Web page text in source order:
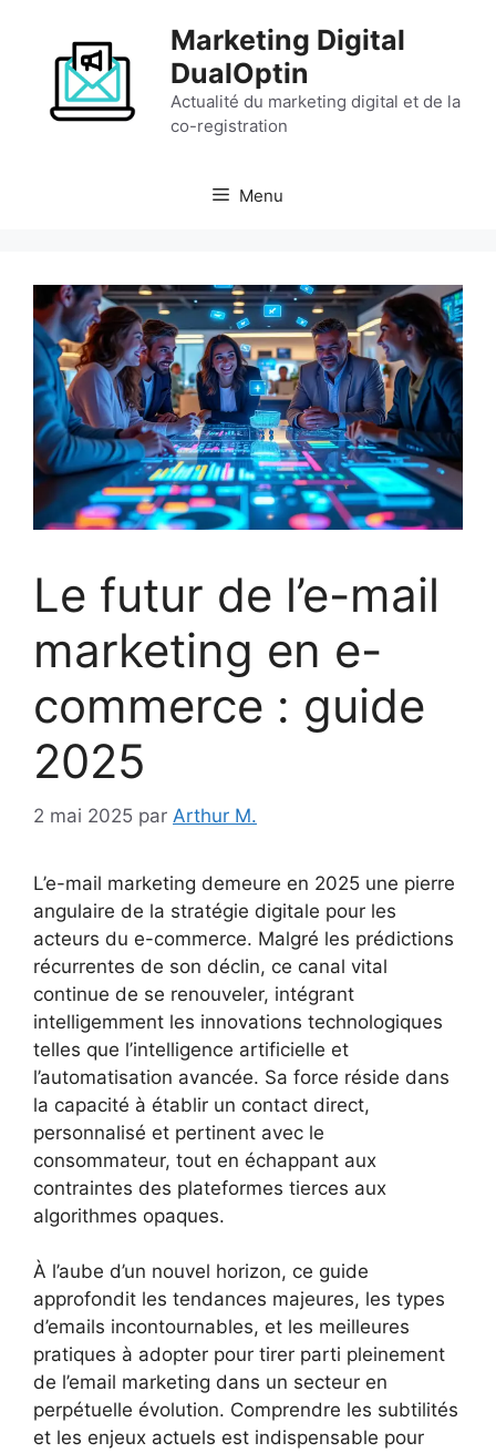
contenu
Marketing Digital
DualOptin
Actualité du marketing digital et de la
co-registration
Menu
Le futur de l’e-mail
marketing en e-
commerce : guide
2025
2 mai 2025 par Arthur M.
L’e-mail marketing demeure en 2025 une pierre
angulaire de la stratégie digitale pour les
acteurs du e-commerce. Malgré les prédictions
récurrentes de son déclin, ce canal vital
continue de se renouveler, intégrant
intelligemment les innovations technologiques
telles que l’intelligence artificielle et
l’automatisation avancée. Sa force réside dans
la capacité à établir un contact direct,
personnalisé et pertinent avec le
consommateur, tout en échappant aux
contraintes des plateformes tierces aux
algorithmes opaques.
À l’aube d’un nouvel horizon, ce guide
approfondit les tendances majeures, les types
d’emails incontournables, et les meilleures
pratiques à adopter pour tirer parti pleinement
de l’email marketing dans un secteur en
perpétuelle évolution. Comprendre les subtilités
et les enjeux actuels est indispensable pour